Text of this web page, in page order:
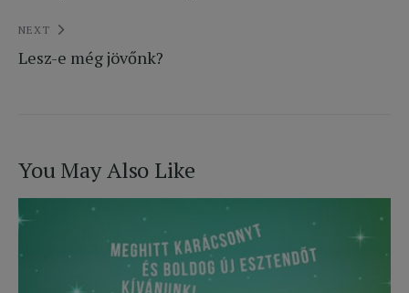
NEXT
Lesz-e még jövőnk?
You May Also Like